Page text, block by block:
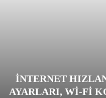
İNTERNET
AYARLARI, WI‑FI